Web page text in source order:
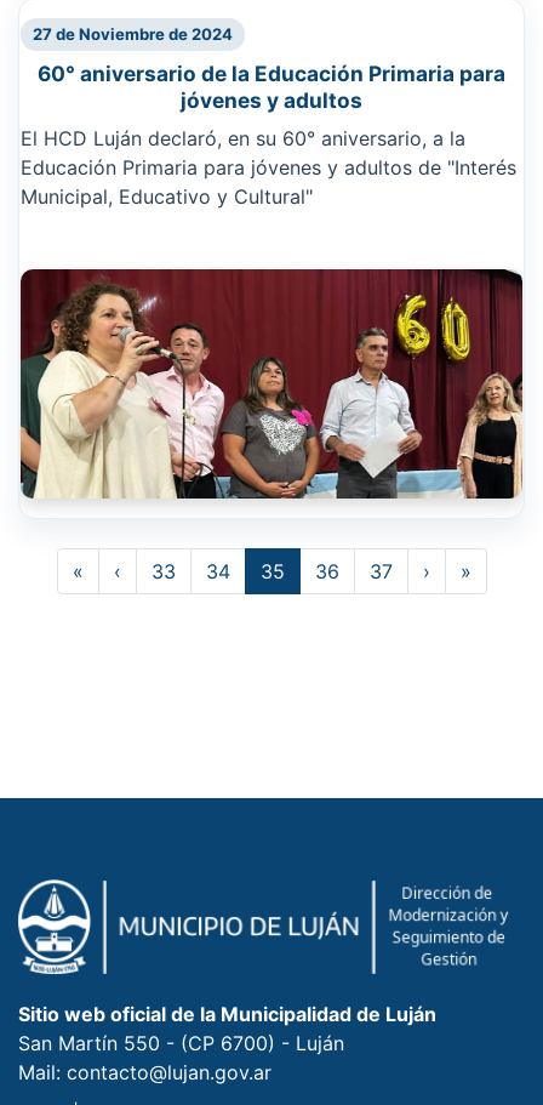
27 de Noviembre de 2024
60° aniversario de la Educación Primaria para
jóvenes y adultos
El HCD Luján declaró, en su 60° aniversario, a la
Educación Primaria para jóvenes y adultos de "Interés
Municipal, Educativo y Cultural"
« ‹ 33 34 35 36 37 › »
Sitio web oficial de la Municipalidad de Luján
San Martín 550 - (CP 6700) - Luján
Mail: contacto@lujan.gov.ar